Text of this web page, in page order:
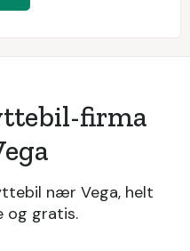
firma
nær Vega, helt
og gratis.